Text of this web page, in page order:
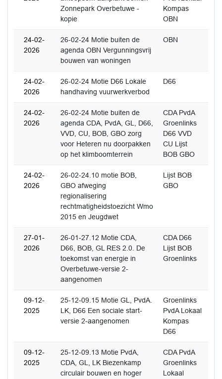
Zonnepark Overbetuwe -
kopie
Kompas
OBN
24-02-
2026
26-02-24 Motie buiten de
agenda OBN Vergunningsvrij
bouwen van woningen
OBN
24-02-
2026
26-02-24 Motie D66 Lokale
handhaving vuurwerkverbod
D66
24-02-
2026
26-02-24 Motie buiten de
agenda CDA, PvdA, GL, D66,
VVD, CU, BOB, GBO zorg
voor Heteren nu doorpakken
op het klimboomterrein
CDA PvdA
Groenlinks
D66 VVD
CU Lijst
BOB GBO
24-02-
2026
26-02-24.10 motie BOB,
GBO afweging
regionalisering
rechtmatigheidstoezicht Wmo
2015 en Jeugdwet
Lijst BOB
GBO
27-01-
2026
26-01-27.12 Motie CDA,
D66, BOB, GL RES 2.0. De
toekomst van energie in
Overbetuwe-versie 2-
aangenomen
CDA D66
Lijst BOB
Groenlinks
09-12-
2025
25-12-09.15 Motie GL, PvdA.
LK, D66 Een sociale start-
versie 2-aangenomen
Groenlinks
PvdA Lokaal
Kompas
D66
09-12-
2025
25-12-09.13 Motie PvdA,
CDA, GL, LK Biezenkamp
circulair bouwen en hoger
CDA PvdA
Groenlinks
Lokaal